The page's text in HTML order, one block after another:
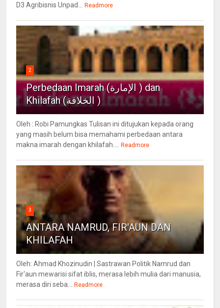
D3 Agribisnis Unpad...
Readmore
2
Perbedaan Imarah (الإمارة ) dan
Khilafah (الخلافة )
Oleh : Robi Pamungkas Tulisan ini ditujukan kepada orang
yang masih belum bisa memahami perbedaan antara
makna imarah dengan khilafah....
Readmore
3
ANTARA NAMRUD, FIR'AUN DAN
KHILAFAH
Oleh: Ahmad Khozinudin | Sastrawan Politik Namrud dan
Fir'aun mewarisi sifat iblis, merasa lebih mulia dari manusia,
merasa diri seba...
Readmore